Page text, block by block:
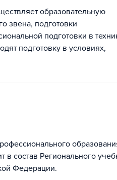
образовательную
звена, подготовки
подготовки в
подготовку в условиях,
в состав Регионального
Федерации.